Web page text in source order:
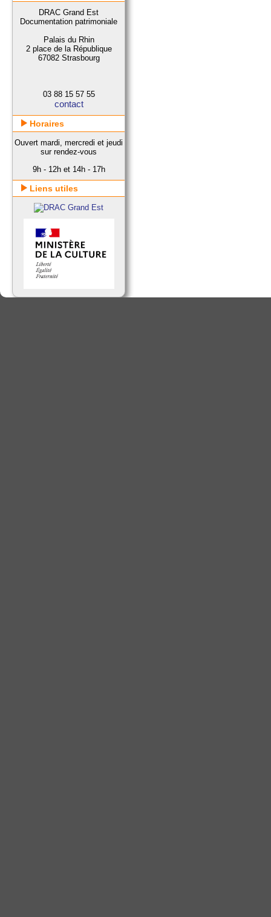
DRAC Grand Est
Documentation patrimoniale
Palais du Rhin
2 place de la République
67082 Strasbourg
03 88 15 57 55
contact
Horaires
Ouvert mardi, mercredi et jeudi
sur rendez-vous
9h - 12h et 14h - 17h
Liens utiles